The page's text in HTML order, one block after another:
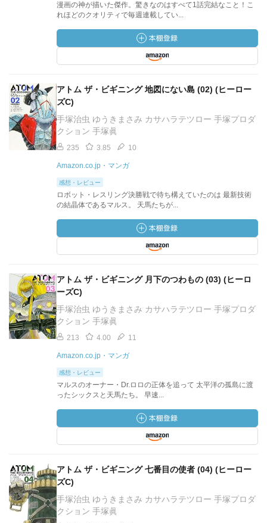
漫画の神が描いた傑作。驚きなのはすべて1話完結なこと！こ
れほどのクオリティで毎週連載してい...
アトム ザ・ビギニング 地図にない島 (02) (ヒーロー
ズC)
手塚治虫 ゆうきまさみ カサハラテツロー 手塚プロダ
クション 手塚眞
235 3.85 10
Amazon.co.jp・マンガ
感想・レビュー
ロボット・レスリング決勝戦で待ち構えていたのは 最新技術
の結晶体であるマルス。 天馬たちが...
アトム ザ・ビギニング 月下のつわもの (03) (ヒーロ
ーズC)
手塚治虫 ゆうきまさみ カサハラテツロー 手塚プロダ
クション 手塚眞
213 4.00 11
Amazon.co.jp・マンガ
感想・レビュー
マルスのオーナー・Dr.ロロの正体を追って 太平洋の孤島に渡
ったシックスと天馬たち。 早速...
アトム ザ・ビギニング 七番目の使者 (04) (ヒーロー
ズC)
手塚治虫 ゆうきまさみ カサハラテツロー 手塚プロダ
クション 手塚眞